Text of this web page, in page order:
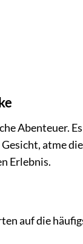
Abenteuer.
atme
Erlebnis.
auf die